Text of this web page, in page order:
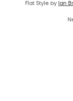
Flat Style by Ian